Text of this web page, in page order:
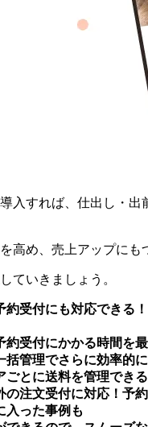
入すれば、仕出し・出
高め、売上アップにも
ていきましょう。
約受付にも対応できる
約受付にかかる時間を
括管理でさらに効率的に
ごとに送料を管理できる
の注文受付に対応！予
入った事例も